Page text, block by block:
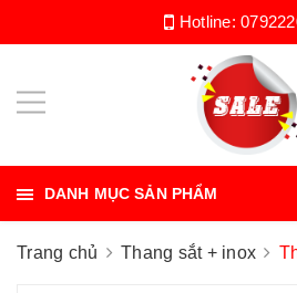
Hotline:
DANH MỤC SẢN PHẨM
Trang chủ Thang sắt + inox